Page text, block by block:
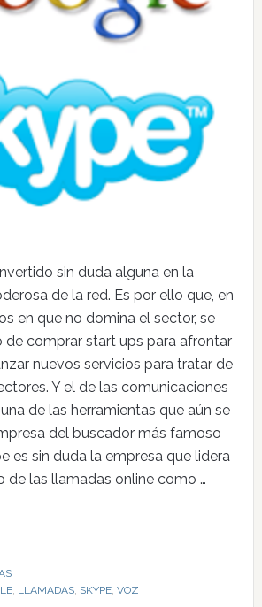
sin duda alguna en la
de la red. Es por ello que, en
en que no domina el sector, se
de comprar start ups para afrontar
nuevos servicios para tratar de
Y el de las comunicaciones
de las herramientas que aún se
del buscador más famoso
es sin duda la empresa que lidera
de las llamadas online como …
, LLAMADAS, SKYPE, VOZ